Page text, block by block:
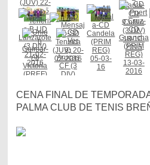
CENA FINAL DE
PALMA CLUB DE TENIS